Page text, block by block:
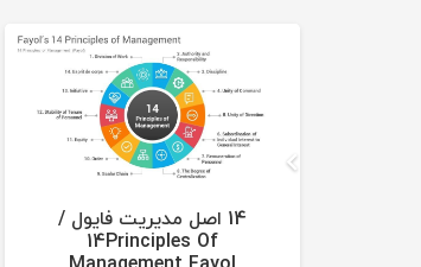
14 اصل مدیریت فایول /
14Principles Of